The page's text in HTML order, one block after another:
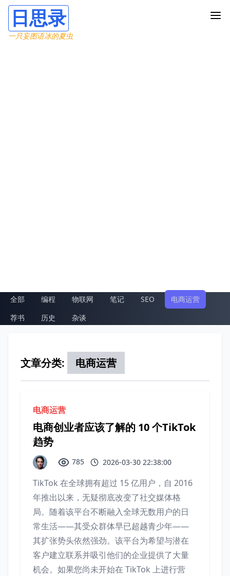
日思录
一只妄图语冰的夏虫
全部 编程 物联网 笔记 SEO
电商运营
荐书
历史 杂谈
文章分类: 电商运营
电商运营
电商创业者应该了解的 10 个TikTok
趋势
785 2026-03-30 22:38:00
TikTok 在全球拥有超过 15 亿用户，自 2016
年推出以来，无疑彻底改变了社交媒体格
局。随着该平台不断融入全球无数用户的日
常生活——其受众群体早已超越青少年——
其扩张势头依然强劲。该平台为希望与潜在
客户建立联系并吸引他们的企业提供了大量
机会。如果您尚未开始在 TikTok 上进行营